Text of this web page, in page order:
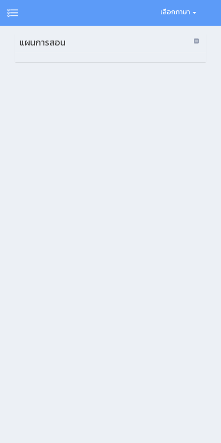
เลือกภาษา
แผนการสอน